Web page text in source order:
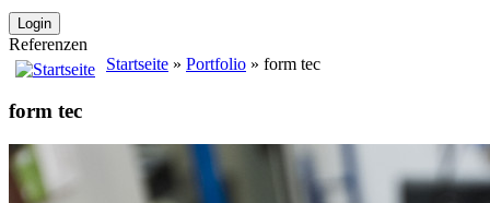
Referenzen
Startseite » Portfolio » form tec
form tec